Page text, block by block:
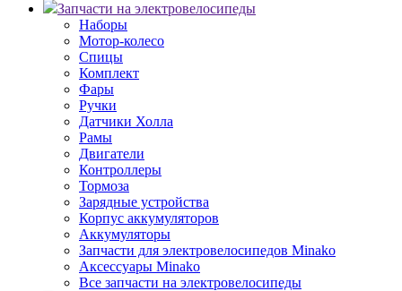
Запчасти на электровелосипеды
Наборы
Мотор-колесо
Спицы
Комплект
Фары
Ручки
Датчики Холла
Рамы
Двигатели
Контроллеры
Тормоза
Зарядные устройства
Корпус аккумуляторов
Аккумуляторы
Запчасти для электровелосипедов Minako
Аксессуары Minako
Все запчасти на электровелосипеды